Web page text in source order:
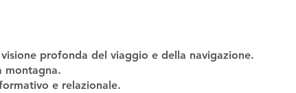
profonda del viaggio e della navigazione.
montagna.
e relazionale.